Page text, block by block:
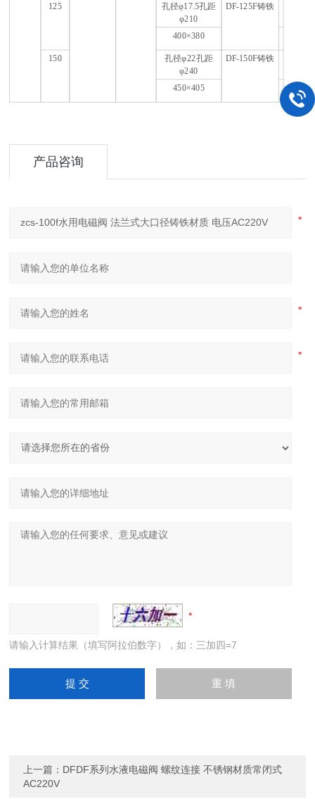
125
孔径φ17.5孔距
φ210
DF-125F铸铁
400×380
150
孔径φ22孔距
φ240
DF-150F铸铁
450×405
产品咨询
请输入计算结果（填写阿拉伯数字），如：三加四=7
上一篇： DFDF系列水液电磁阀 螺纹连接 不锈钢材质常闭式
AC220V